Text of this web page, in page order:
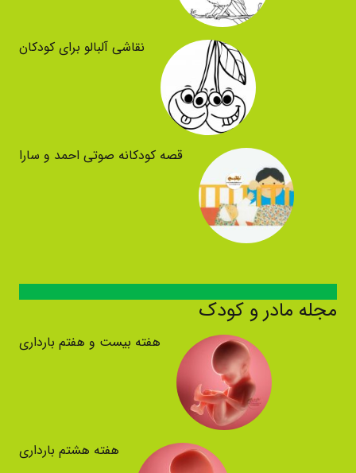
نقاشی آلبالو برای کودکان
قصه کودکانه صوتی احمد و سارا
مجله مادر و کودک
هفته بیست و هفتم بارداری
هفته هشتم بارداری